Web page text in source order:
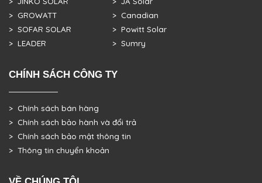
> GROWATT
> SOFAR SOLAR
> LEADER
> Canadian
> Powitt Solar
> Sumry
CHÍNH SÁCH CÔNG TY
> Chính sách bán hàng
> Chính sách bảo hành và đổi trả
> Chính sách bảo mật thông tin
> Thông tin chuyển khoản